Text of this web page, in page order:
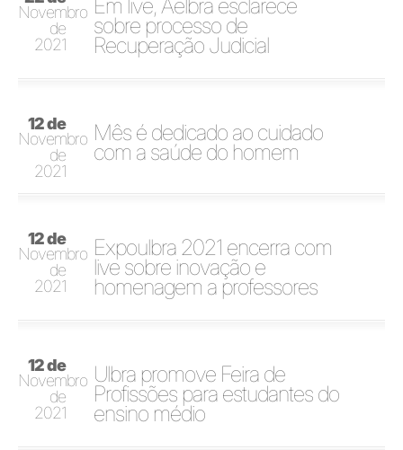
Novembro
de
2021
Em live, Aelbra esclarece
sobre processo de
Recuperação Judicial
12 de
Novembro
de
2021
Mês é dedicado ao cuidado
com a saúde do homem
12 de
Novembro
de
2021
Expoulbra 2021 encerra com
live sobre inovação e
homenagem a professores
12 de
Novembro
de
2021
Ulbra promove Feira de
Profissões para estudantes do
ensino médio